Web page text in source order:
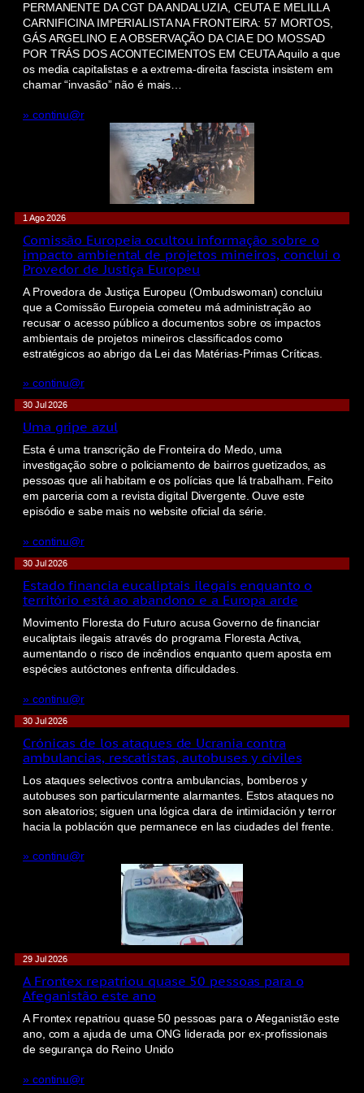
PERMANENTE DA CGT DA ANDALUZIA, CEUTA E MELILLA
CARNIFICINA IMPERIALISTA NA FRONTEIRA: 57 MORTOS,
GÁS ARGELINO E A OBSERVAÇÃO DA CIA E DO MOSSAD
POR TRÁS DOS ACONTECIMENTOS EM CEUTA Aquilo a que
os media capitalistas e a extrema-direita fascista insistem em
chamar “invasão” não é mais…
» continu@r
1 Ago 2026
Comissão Europeia ocultou informação sobre o
impacto ambiental de projetos mineiros, conclui o
Provedor de Justiça Europeu
A Provedora de Justiça Europeu (Ombudswoman) concluiu
que a Comissão Europeia cometeu má administração ao
recusar o acesso público a documentos sobre os impactos
ambientais de projetos mineiros classificados como
estratégicos ao abrigo da Lei das Matérias-Primas Críticas.
» continu@r
30 Jul 2026
Uma gripe azul
Esta é uma transcrição de Fronteira do Medo, uma
investigação sobre o policiamento de bairros guetizados, as
pessoas que ali habitam e os polícias que lá trabalham. Feito
em parceria com a revista digital Divergente. Ouve este
episódio e sabe mais no website oficial da série.
» continu@r
30 Jul 2026
Estado financia eucaliptais ilegais enquanto o
território está ao abandono e a Europa arde
Movimento Floresta do Futuro acusa Governo de financiar
eucaliptais ilegais através do programa Floresta Activa,
aumentando o risco de incêndios enquanto quem aposta em
espécies autóctones enfrenta dificuldades.
» continu@r
30 Jul 2026
Crónicas de los ataques de Ucrania contra
ambulancias, rescatistas, autobuses y civiles
Los ataques selectivos contra ambulancias, bomberos y
autobuses son particularmente alarmantes. Estos ataques no
son aleatorios; siguen una lógica clara de intimidación y terror
hacia la población que permanece en las ciudades del frente.
» continu@r
29 Jul 2026
A Frontex repatriou quase 50 pessoas para o
Afeganistão este ano
A Frontex repatriou quase 50 pessoas para o Afeganistão este
ano, com a ajuda de uma ONG liderada por ex-profissionais
de segurança do Reino Unido
» continu@r